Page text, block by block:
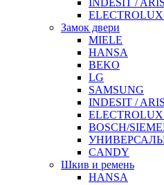
INDESIT /
Замок двери
MIELE
HANSA
BEKO
LG
SAMSUNG
INDESIT /
BOSCH/
CANDY
Шкив и ремень
HANSA